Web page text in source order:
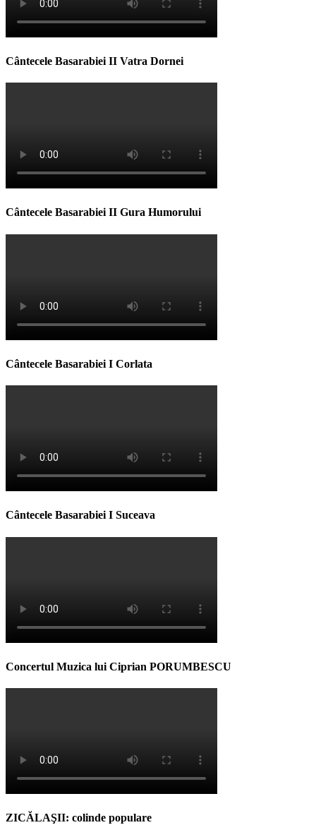
Cântecele Basarabiei II Vatra Dornei
Cântecele Basarabiei II Gura Humorului
Cântecele Basarabiei I Corlata
Cântecele Basarabiei I Suceava
Concertul Muzica lui Ciprian PORUMBESCU
ZICĂLAŞII: colinde populare